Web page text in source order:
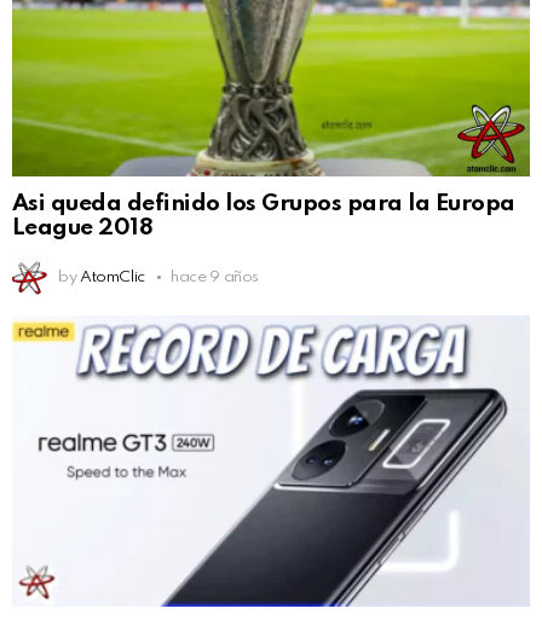
Asi queda definido los Grupos para la Europa
League 2018
by AtomClic hace 9 años